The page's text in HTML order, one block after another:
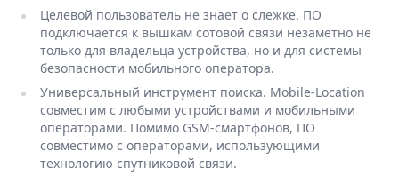
Целевой пользователь не знает о слежке. ПО
подключается к вышкам сотовой связи незаметно не
только для владельца устройства, но и для системы
безопасности мобильного оператора.
Универсальный инструмент поиска. Mobile-Location
совместим с любыми устройствами и мобильными
операторами. Помимо GSM-смартфонов, ПО
совместимо с операторами, использующими
технологию спутниковой связи.